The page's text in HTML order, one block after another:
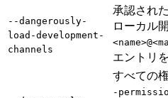
--dangerously-
load-development-
channels
承認され
ローカル
エントリ
すべての
-